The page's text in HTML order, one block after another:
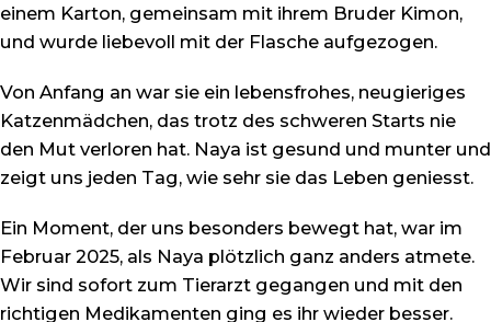
einem Karton, gemeinsam mit ihrem Bruder Kimon,
und wurde liebevoll mit der Flasche aufgezogen.
Von Anfang an war sie ein lebensfrohes, neugieriges
Katzenmädchen, das trotz des schweren Starts nie
den Mut verloren hat. Naya ist gesund und munter und
zeigt uns jeden Tag, wie sehr sie das Leben geniesst.
Ein Moment, der uns besonders bewegt hat, war im
Februar 2025, als Naya plötzlich ganz anders atmete.
Wir sind sofort zum Tierarzt gegangen und mit den
richtigen Medikamenten ging es ihr wieder besser.